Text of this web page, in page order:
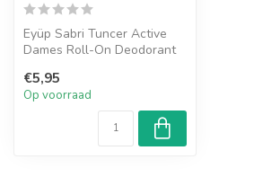
Eyüp Sabri Tuncer Active
Dames Roll-On Deodorant
bescherm...
€5,95
Op voorraad